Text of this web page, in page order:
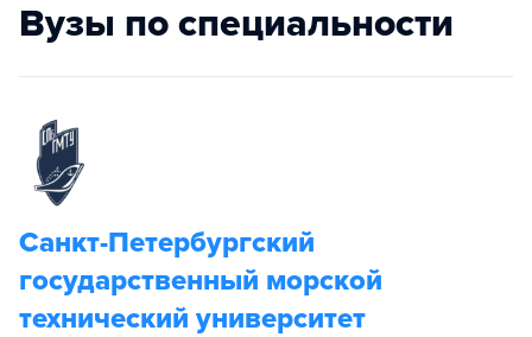
Вузы по специальности
Санкт-Петербургский
государственный морской
технический университет